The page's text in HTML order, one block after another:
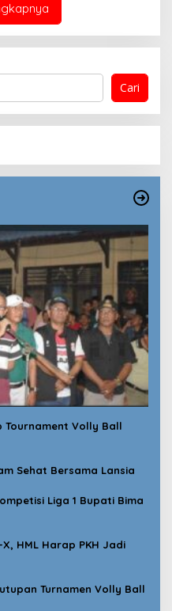
Cari
Tournament Volly Ball
Sehat Bersama Lansia
Liga 1 Bupati Bima
X, HML Harap PKH Jadi
Turnamen Volly Ball